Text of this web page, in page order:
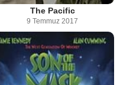
The Pacific
9 Temmuz 2017